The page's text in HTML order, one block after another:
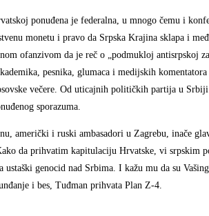
ponuđena je federalna, u mnogo čemu i
monetu i pravo da Srpska Krajina sklapa i
ofanzivom da je reč o „podmukloj antisrpskoj
pesnika, glumaca i medijskih
večere. Od uticajnih političkih partija u
sporazuma.
američki i ruski ambasadori u Zagrebu, inače
da prihvatim kapitulaciju Hrvatske, vi srpskim
ustaški genocid nad Srbima. I kažu mu da su
i bes, Tuđman prihvata Plan Z-4.